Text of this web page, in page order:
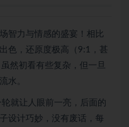
智力与情感的盛宴！相比
色，还原度极高（9:1，甚
然初看有些复杂，但一旦
水。
就让人眼前一亮，后面的
设计巧妙，没有废话，每